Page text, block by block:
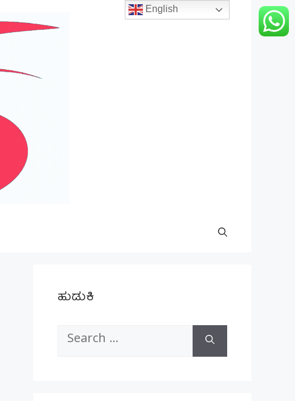
ಹುಡುಕಿ
Search
English